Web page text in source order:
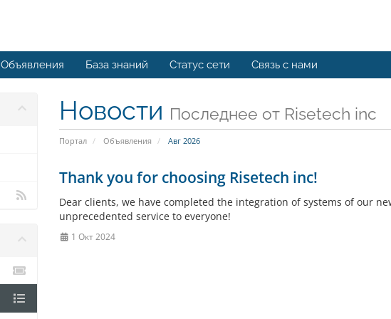
Объявления База знаний Статус сети Связь с нами
Новости Последнее от Risetech inc
Портал Объявления Авг 2026
Thank you for choosing Risetech inc!
Dear clients, we have completed the integration of systems of our
unprecedented service to everyone!
1 Окт 2024